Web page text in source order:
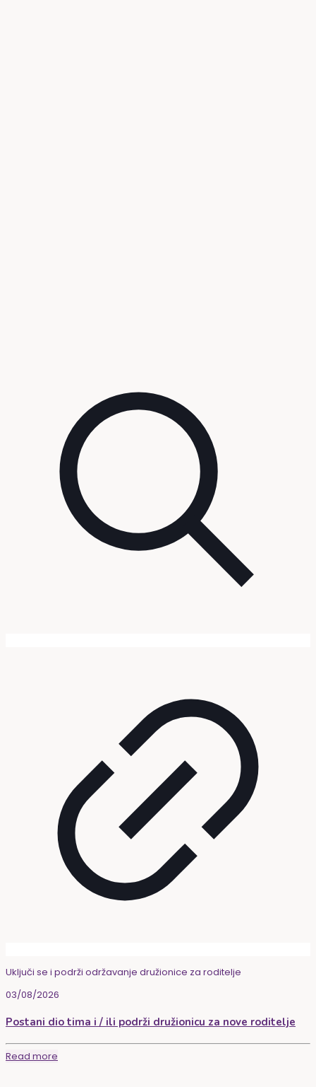
Uključi se i podrži održavanje družionice za roditelje
03/08/2026
Postani dio tima i / ili podrži družionicu za nove roditelje
Read more